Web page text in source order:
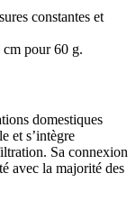
constantes et
pour 60 g.
domestiques
et s’intègre
Sa connexion
avec la majorité des